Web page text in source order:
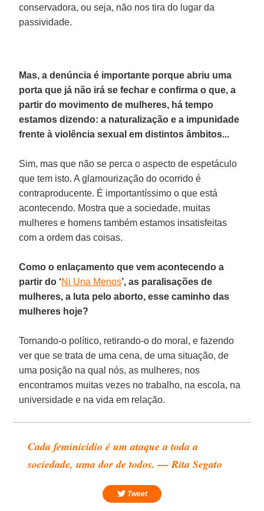
conservadora, ou seja, não nos tira do lugar da
passividade.
Mas, a denúncia é importante porque abriu uma
porta que já não irá se fechar e confirma o que, a
partir do movimento de mulheres, há tempo
estamos dizendo: a naturalização e a impunidade
frente à violência sexual em distintos âmbitos...
Sim, mas que não se perca o aspecto de espetáculo
que tem isto. A glamourização do ocorrido é
contraproducente. É importantíssimo o que está
acontecendo. Mostra que a sociedade, muitas
mulheres e homens também estamos insatisfeitas
com a ordem das coisas.
Como o enlaçamento que vem acontecendo a
partir do ‘Ni Una Menos’, as paralisações de
mulheres, a luta pelo aborto, esse caminho das
mulheres hoje?
Tornando-o político, retirando-o do moral, e fazendo
ver que se trata de uma cena, de uma situação, de
uma posição na qual nós, as mulheres, nos
encontramos muitas vezes no trabalho, na escola, na
universidade e na vida em relação.
Cada feminicídio é um ataque a toda a
sociedade, uma dor de todos. — Rita Segato
Tweet